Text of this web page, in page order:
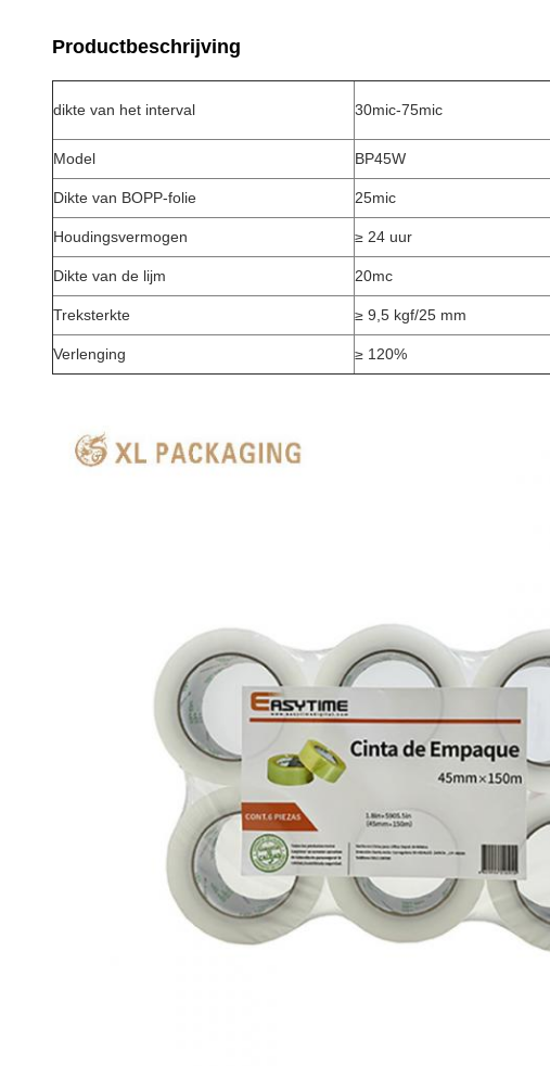
Productbeschrijving
dikte van het interval 30mic-75mic
Model BP45W
Dikte van BOPP-folie 25mic
Houdingsvermogen ≥ 24 uur
Dikte van de lijm 20mc
Treksterkte ≥ 9,5 kgf/25 mm
Verlenging ≥ 120%